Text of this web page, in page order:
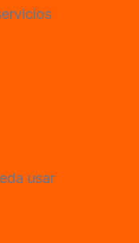
usar